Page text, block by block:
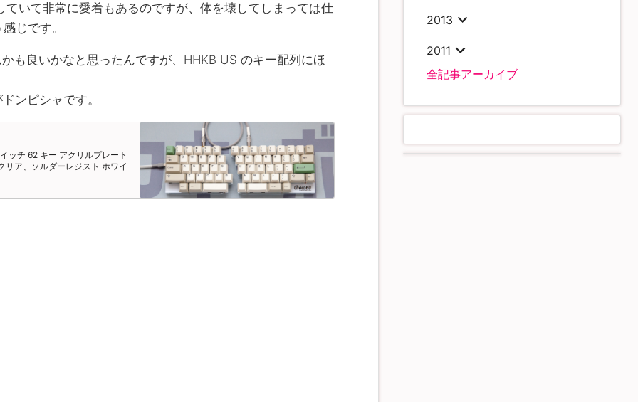
ていて非常に愛着もあるのですが、体を壊してしまっては仕
じです。
も良いかなと思ったんですが、HHKB US のキー配列にほ
ンピシャです。
ッチ 62 キー アクリルプレート
リア、ソルダーレジスト ホワイ
コンスルーピンヘッダ対応
※ キットによって付属しない
は下記の通りです。別途、購入
ート（`）キー（1u）とバーテ
2013
2011
全記事アーカイブ